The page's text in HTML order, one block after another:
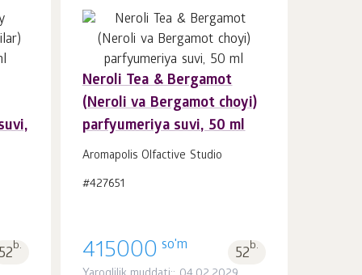
52b.
Neroli Tea & Bergamot
(Neroli va Bergamot choyi)
parfyumeriya suvi, 50 ml
Aromapolis Olfactive Studio
#427651
415000 so'm 52b.
Savatchaga
1
dona.